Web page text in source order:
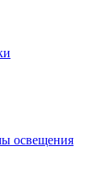
освещения